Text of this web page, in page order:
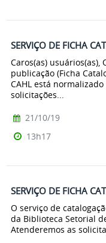
SERVIÇO DE FICHA
Caros(as) usuários(as),
publicação (Ficha
CAHL está
solicitações...
21/10/19
13h17
SERVIÇO DE FICHA
O serviço de
da Biblioteca Setorial
Atenderemos as